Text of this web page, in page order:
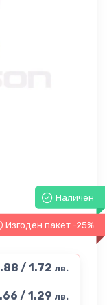
Наличен
Изгоден пакет -25%
/ 1.72 лв.
/ 1.29 лв.